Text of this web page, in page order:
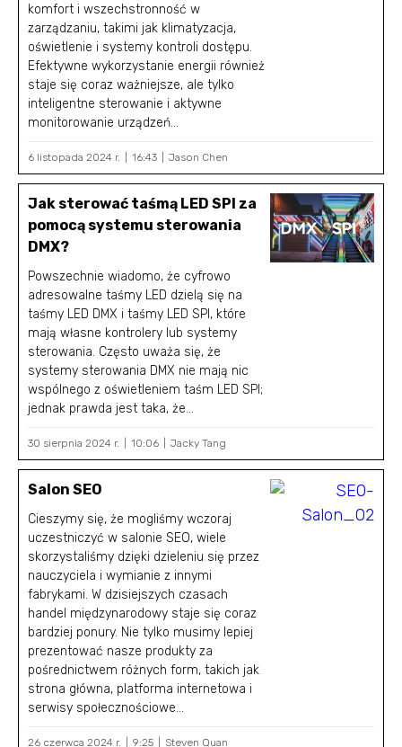
komfort i wszechstronność w
zarządzaniu, takimi jak klimatyzacja,
oświetlenie i systemy kontroli dostępu.
Efektywne wykorzystanie energii również
staje się coraz ważniejsze, ale tylko
inteligentne sterowanie i aktywne
monitorowanie urządzeń...
6 listopada 2024 r. 16:43 Jason Chen
Jak sterować taśmą LED SPI za
pomocą systemu sterowania
DMX?
Powszechnie wiadomo, że cyfrowo
adresowalne taśmy LED dzielą się na
taśmy LED DMX i taśmy LED SPI, które
mają własne kontrolery lub systemy
sterowania. Często uważa się, że
systemy sterowania DMX nie mają nic
wspólnego z oświetleniem taśm LED SPI;
jednak prawda jest taka, że...
30 sierpnia 2024 r. 10:06 Jacky Tang
Salon SEO
Cieszymy się, że mogliśmy wczoraj
uczestniczyć w salonie SEO, wiele
skorzystaliśmy dzięki dzieleniu się przez
nauczyciela i wymianie z innymi
fabrykami. W dzisiejszych czasach
handel międzynarodowy staje się coraz
bardziej ponury. Nie tylko musimy lepiej
prezentować nasze produkty za
pośrednictwem różnych form, takich jak
strona główna, platforma internetowa i
serwisy społecznościowe...
26 czerwca 2024 r. 9:25 Steven Quan